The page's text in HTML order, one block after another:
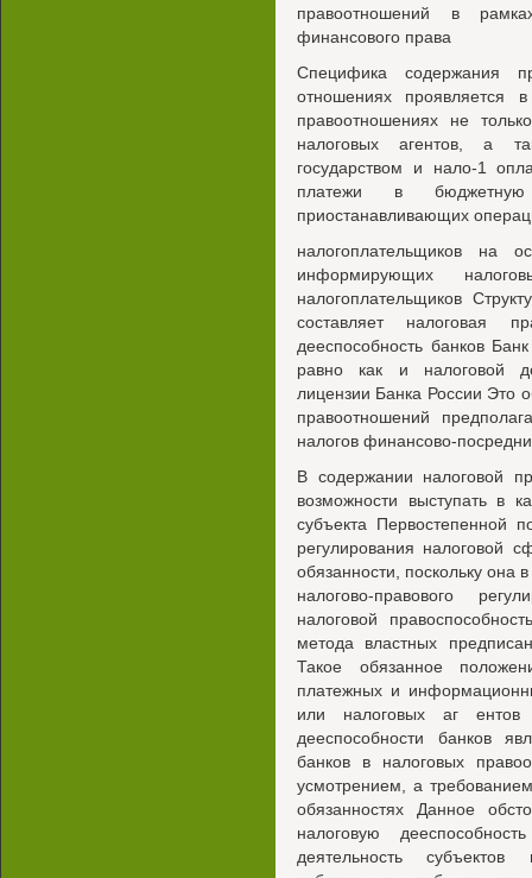
правоотношений в
финансового права
Специфика содержания
отношениях проявляется
правоотношениях не
налоговых агентов, а
государством и нало-1
платежи в бюджетную
приостанавливающих
налогоплательщиков на
информирующих
налогоплательщиков
составляет налоговая
дееспособность банков
равно как и налоговой
лицензии Банка России Это
правоотношений
налогов финансово-
В содержании налоговой
возможности выступать в
субъекта Первостепенной
регулирования налоговой
обязанности, поскольку
налогово-правового
налоговой
метода властных
Такое обязанное
платежных и
или налоговых аг ентов
дееспособности банков
банков в налоговых
усмотрением, а
обязанностях Данное
налоговую
деятельность